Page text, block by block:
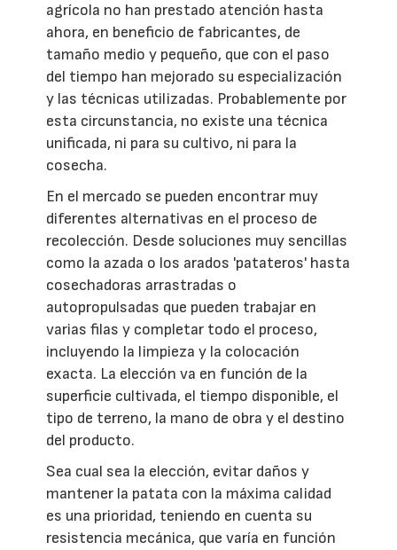
agrícola no han prestado atención hasta
ahora, en beneficio de fabricantes, de
tamaño medio y pequeño, que con el paso
del tiempo han mejorado su especialización
y las técnicas utilizadas. Probablemente por
esta circunstancia, no existe una técnica
unificada, ni para su cultivo, ni para la
cosecha.
En el mercado se pueden encontrar muy
diferentes alternativas en el proceso de
recolección. Desde soluciones muy sencillas
como la azada o los arados 'patateros' hasta
cosechadoras arrastradas o
autopropulsadas que pueden trabajar en
varias filas y completar todo el proceso,
incluyendo la limpieza y la colocación
exacta. La elección va en función de la
superficie cultivada, el tiempo disponible, el
tipo de terreno, la mano de obra y el destino
del producto.
Sea cual sea la elección, evitar daños y
mantener la patata con la máxima calidad
es una prioridad, teniendo en cuenta su
resistencia mecánica, que varía en función